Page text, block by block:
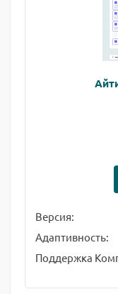
Версия:
Адаптивность:
Поддержка